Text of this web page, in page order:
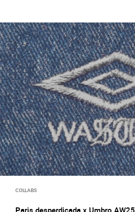
COLLABS
Paris desperdiçada x Umbro AW25